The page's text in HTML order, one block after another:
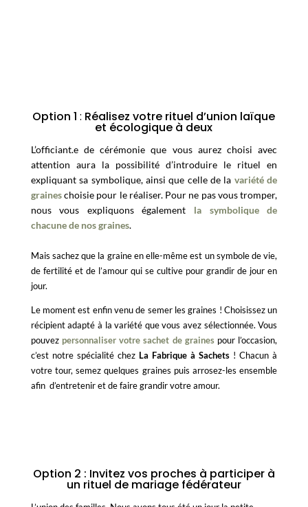
Option 1 : Réalisez votre rituel d’union laïque
et écologique à deux
L’officiant.e de cérémonie que vous aurez choisi avec
attention aura la possibilité d’introduire le rituel en
expliquant sa symbolique, ainsi que celle de la variété de
graineschoisie pour le réaliser. Pour ne pas vous tromper,
nous vous expliquons également la symbolique de
chacune de nos graines.
Mais sachez que la graine en elle-même est un symbole de vie,
de fertilité et de l’amour qui se cultive pour grandir de jour en
jour.
Le moment est enfin venu de semer les graines ! Choisissez un
récipient adapté à la variété que vous avez sélectionnée. Vous
pouvez personnaliser votre sachet de grainespour l’occasion,
c’est notre spécialité chez La Fabrique à Sachets ! Chacun à
votre tour, semez quelques graines puis arrosez-les ensemble
afin d’entretenir et de faire grandir votre amour.
Option 2 : Invitez vos proches à participer à
un rituel de mariage fédérateur